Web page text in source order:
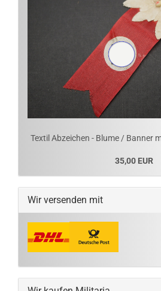
Textil Abzeichen - Blume / Banner
35,00 EUR
Wir versenden mit